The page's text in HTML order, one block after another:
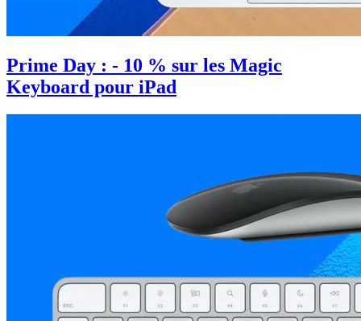
Prime Day : - 10 % sur les Magic
Keyboard pour iPad